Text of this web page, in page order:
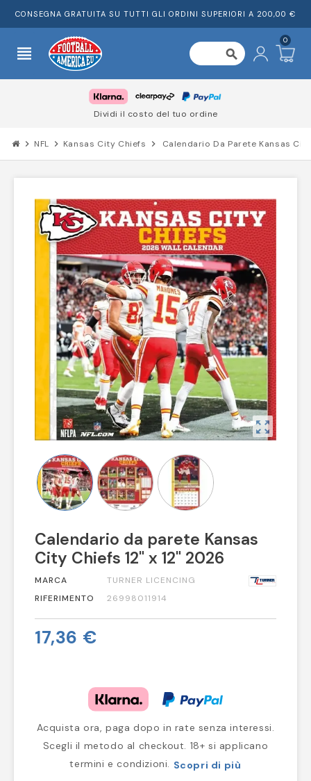
CONSEGNA GRATUITA SU TUTTI GLI ORDINI SUPERIORI A 200,00 €
view_headline search
0
Dividi il costo del tuo ordine
chevron_right NFL chevron_right Kansas City Chiefs chevron_right Calendario Da Parete Kansas
zoom_out_map
Calendario da parete Kansas
City Chiefs 12" x 12" 2026
MARCA
TURNER LICENCING
RIFERIMENTO
26998011914
17,36 €
Acquista ora, paga dopo in rate senza interessi.
Scegli il metodo al checkout. 18+ si applicano
termini e condizioni. Scopri di più